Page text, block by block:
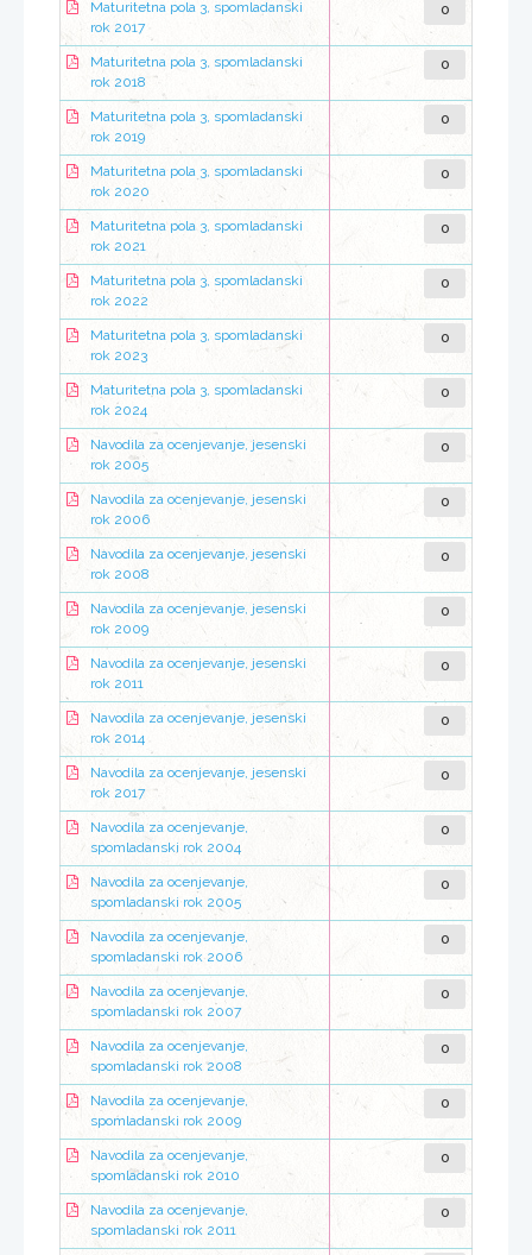
Maturitetna pola 3, spomladanski
rok 2017
0
Maturitetna pola 3, spomladanski
rok 2018
0
Maturitetna pola 3, spomladanski
rok 2019
0
Maturitetna pola 3, spomladanski
rok 2020
0
Maturitetna pola 3, spomladanski
rok 2021
0
Maturitetna pola 3, spomladanski
rok 2022
0
Maturitetna pola 3, spomladanski
rok 2023
0
Maturitetna pola 3, spomladanski
rok 2024
0
Navodila za ocenjevanje, jesenski
rok 2005
0
Navodila za ocenjevanje, jesenski
rok 2006
0
Navodila za ocenjevanje, jesenski
rok 2008
0
Navodila za ocenjevanje, jesenski
rok 2009
0
Navodila za ocenjevanje, jesenski
rok 2011
0
Navodila za ocenjevanje, jesenski
rok 2014
0
Navodila za ocenjevanje, jesenski
rok 2017
0
Navodila za ocenjevanje,
spomladanski rok 2004
0
Navodila za ocenjevanje,
spomladanski rok 2005
0
Navodila za ocenjevanje,
spomladanski rok 2006
0
Navodila za ocenjevanje,
spomladanski rok 2007
0
Navodila za ocenjevanje,
spomladanski rok 2008
0
Navodila za ocenjevanje,
spomladanski rok 2009
0
Navodila za ocenjevanje,
spomladanski rok 2010
0
Navodila za ocenjevanje,
spomladanski rok 2011
0